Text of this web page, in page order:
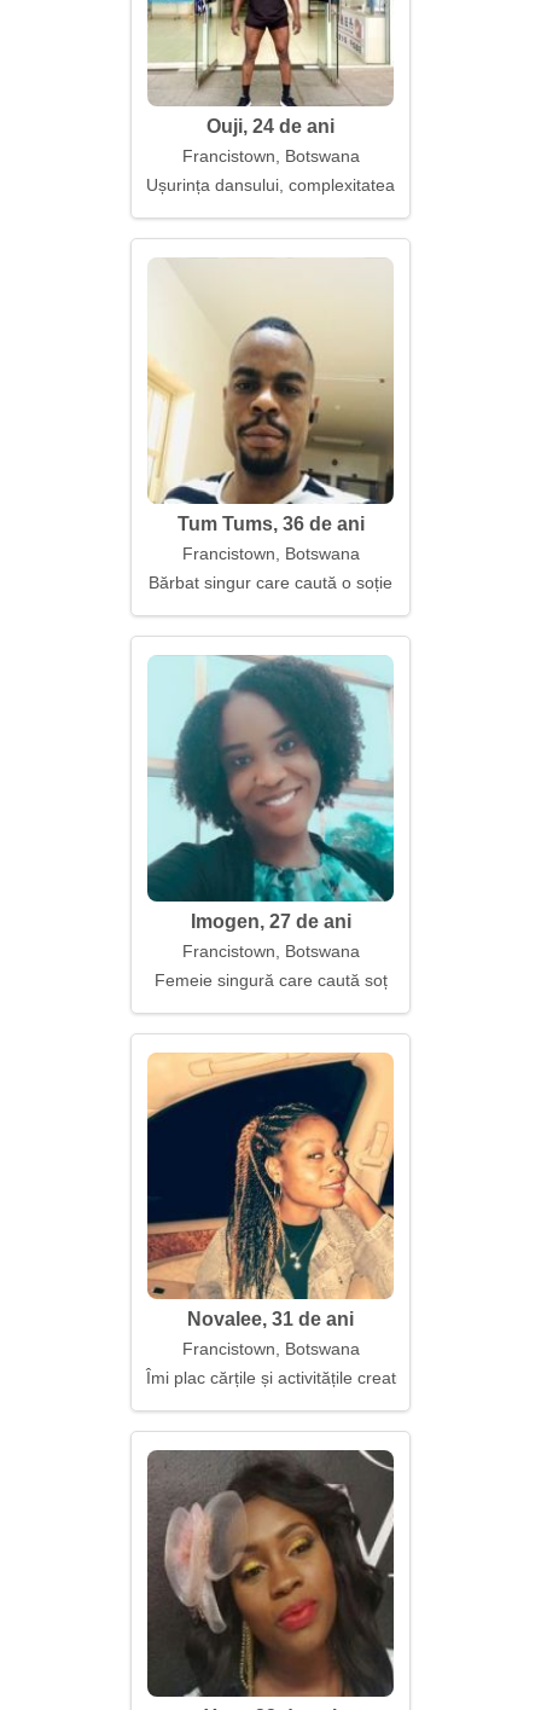
Ouji, 24 de ani
Francistown, Botswana
Ușurința dansului, complexitatea cuvintelor
Tum Tums, 36 de ani
Francistown, Botswana
Bărbat singur care caută o soție
Imogen, 27 de ani
Francistown, Botswana
Femeie singură care caută soț
Novalee, 31 de ani
Francistown, Botswana
Îmi plac cărțile și activitățile creative